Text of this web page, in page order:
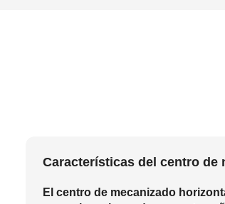
Características del centro de
El centro de mecanizado